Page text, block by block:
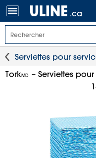
.ca
Serviettes pour
TorkMD – Serviettes